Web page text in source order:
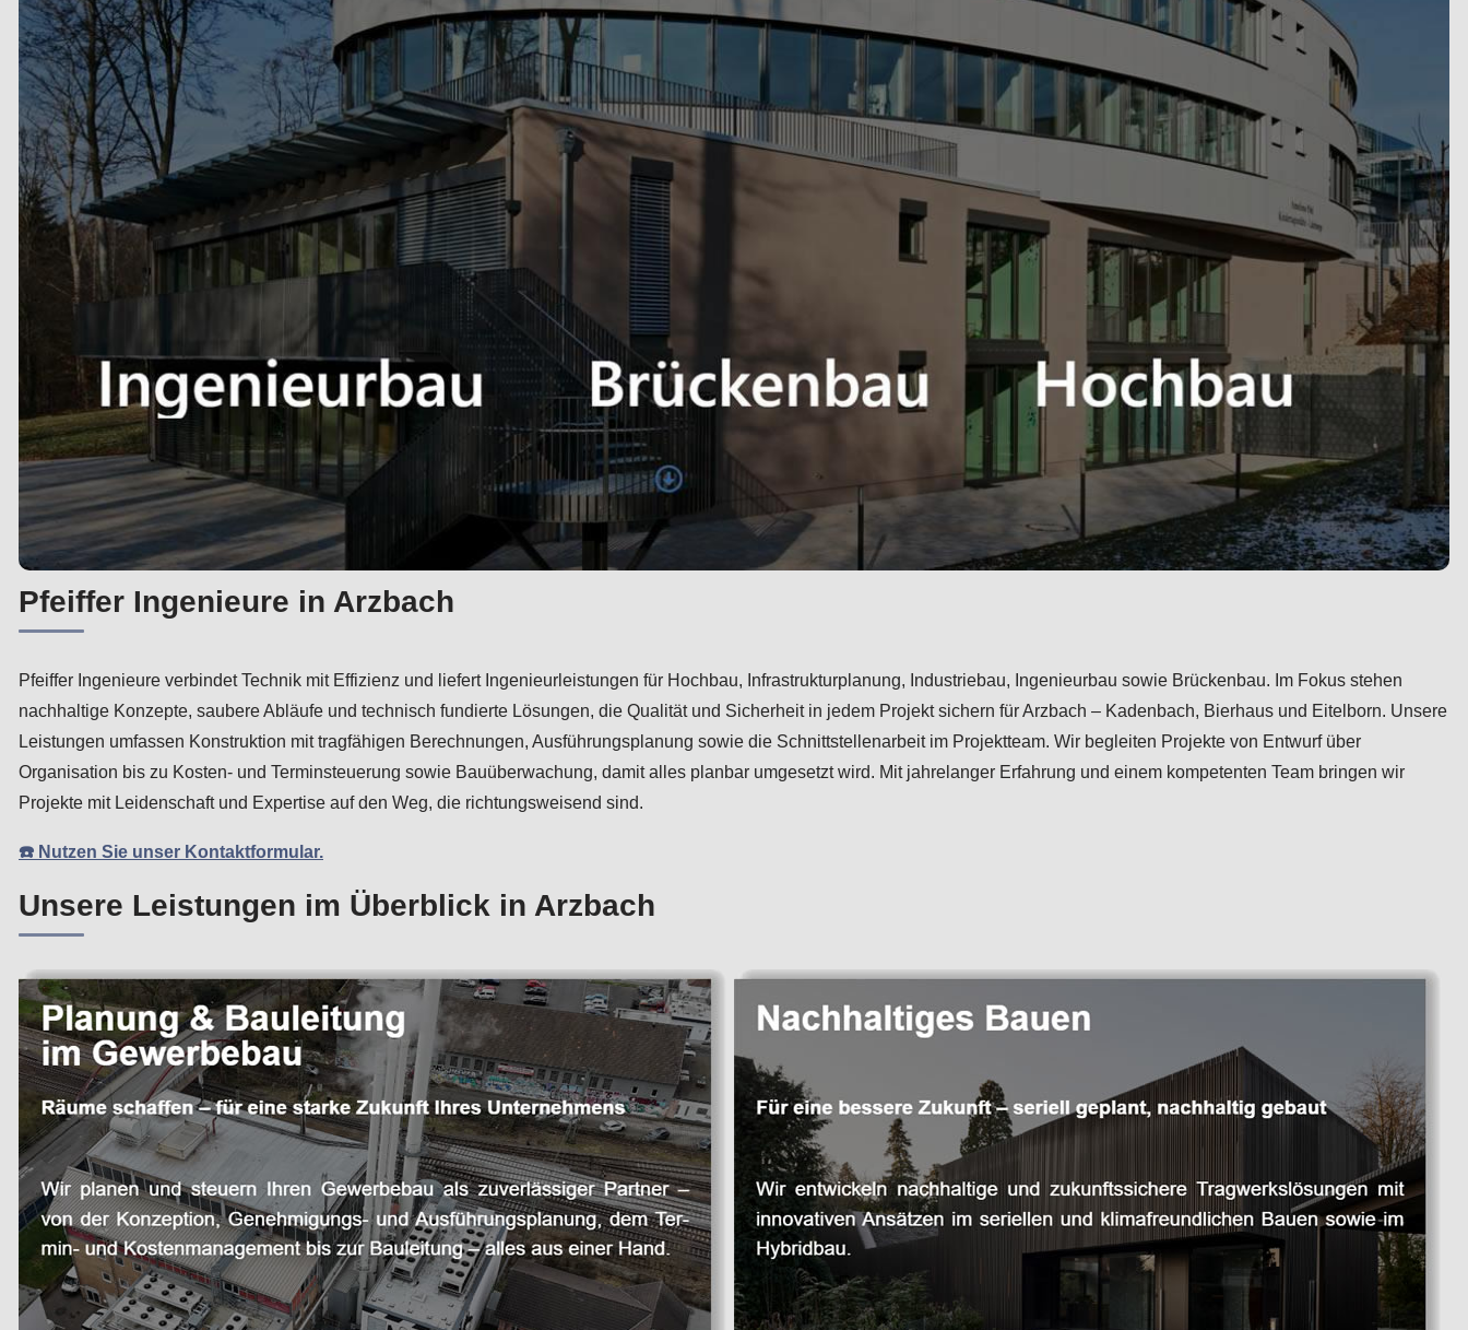
Pfeiffer Ingenieure in Arzbach
Pfeiffer Ingenieure verbindet Technik mit Effizienz und liefert Ingenieurleistungen für Hochbau, Infrastrukturplanung, Industriebau, Ingenieurbau sowie Brückenbau. Im Fokus stehen
nachhaltige Konzepte, saubere Abläufe und technisch fundierte Lösungen, die Qualität und Sicherheit in jedem Projekt sichern für Arzbach – Kadenbach, Bierhaus und Eitelborn. Unsere
Leistungen umfassen Konstruktion mit tragfähigen Berechnungen, Ausführungsplanung sowie die Schnittstellenarbeit im Projektteam. Wir begleiten Projekte von Entwurf über
Organisation bis zu Kosten- und Terminsteuerung sowie Bauüberwachung, damit alles planbar umgesetzt wird. Mit jahrelanger Erfahrung und einem kompetenten Team bringen wir
Projekte mit Leidenschaft und Expertise auf den Weg, die richtungsweisend sind.
☎️ Nutzen Sie unser Kontaktformular.
Unsere Leistungen im Überblick in Arzbach